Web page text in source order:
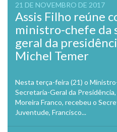
21 DE NOVEMBRO DE 2017
Assis Filho reúne
ministro-chefe da
geral da
Michel Temer
Nesta terça-feira (21) o
Secretaria-Geral da
Moreira Franco, recebeu o
Juventude, Francisco...